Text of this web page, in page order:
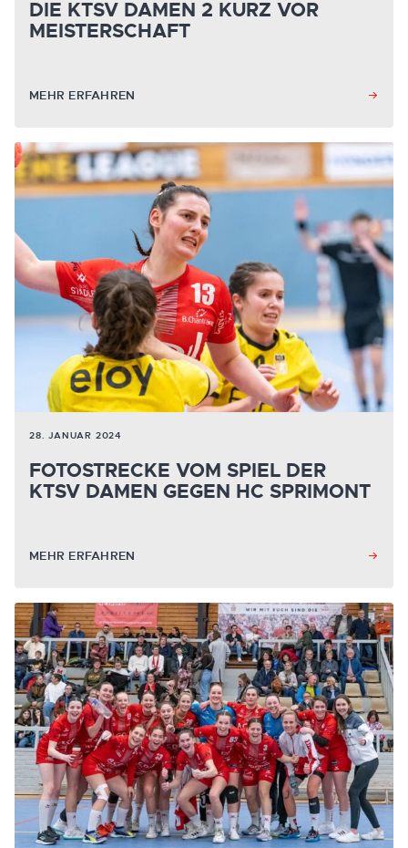
DIE KTSV DAMEN 2 KURZ VOR
MEISTERSCHAFT
MEHR ERFAHREN
28. JANUAR 2024
FOTOSTRECKE VOM SPIEL DER
KTSV DAMEN GEGEN HC SPRIMONT
MEHR ERFAHREN